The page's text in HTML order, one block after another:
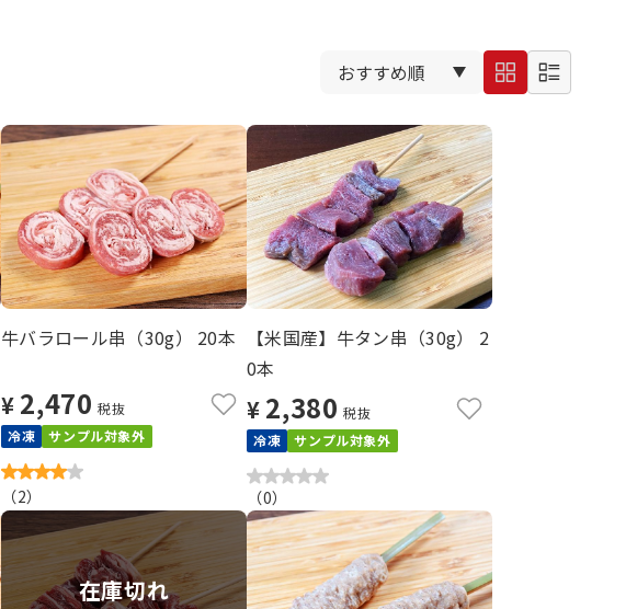
牛バラロール串（30g） 20本
¥ 2,470 税抜
冷凍
サンプル対象外
（2）
【米国産】牛タン串（30g） 2
0本
¥ 2,380 税抜
冷凍
サンプル対象外
（0）
在庫切れ